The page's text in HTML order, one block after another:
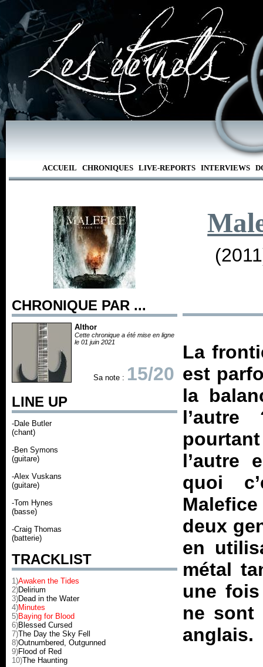
ACCUEIL CHRONIQUES LIVE-REPORTS INTERVIEWS
CHRONIQUE PAR ...
Althor
Cette chronique a été mise en ligne
le 01 juin 2021
Sa note : 15/20
LINE UP
-Dale Butler
(chant)
-Ben Symons
(guitare)
-Alex Vuskans
(guitare)
-Tom Hynes
(basse)
-Craig Thomas
(batterie)
TRACKLIST
1)Awaken the Tides
2)Delirium
3)Dead in the Water
4)Minutes
5)Baying for Blood
6)Blessed Cursed
7)The Day the Sky Fell
8)Outnumbered, Outgunned
9)Flood of Red
10)The Haunting
La
est
la
l’autre
quoi
deux
en
métal
une
ne sont
anglais.